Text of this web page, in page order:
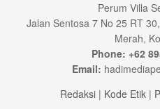
Perum Villa
Jalan Sentosa 7 No 25 RT
Merah,
Phone: +62
Email:
Redaksi | Kode Etik |